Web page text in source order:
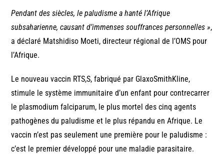
Pendant des siècles, le paludisme a hanté l’Afrique
subsaharienne, causant d’immenses souffrances personnelles »,
a déclaré Matshidiso Moeti, directeur régional de l’OMS pour
l’Afrique.
Le nouveau vaccin RTS,S, fabriqué par GlaxoSmithKline,
stimule le système immunitaire d’un enfant pour contrecarrer
le plasmodium falciparum, le plus mortel des cinq agents
pathogènes du paludisme et le plus répandu en Afrique. Le
vaccin n’est pas seulement une première pour le paludisme :
c’est le premier développé pour une maladie parasitaire.